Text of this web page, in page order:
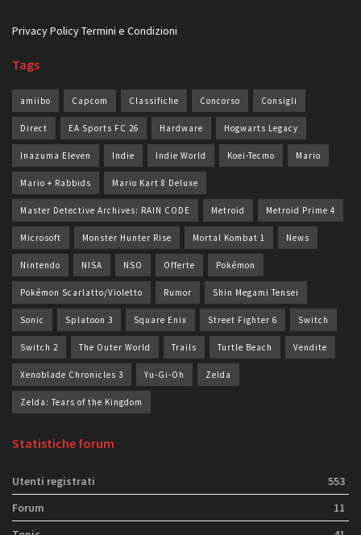
Privacy PolicyTermini e Condizioni
Tags
amiibo Capcom Classifiche Concorso Consigli
Direct EA Sports FC 26 Hardware Hogwarts Legacy
Inazuma Eleven Indie Indie World Koei-Tecmo Mario
Mario + Rabbids Mario Kart 8 Deluxe
Master Detective Archives: RAIN CODE Metroid Metroid Prime 4
Microsoft Monster Hunter Rise Mortal Kombat 1 News
Nintendo NISA NSO Offerte Pokémon
Pokémon Scarlatto/Violetto Rumor Shin Megami Tensei
Sonic Splatoon 3 Square Enix Street Fighter 6 Switch
Switch 2 The Outer World Trails Turtle Beach Vendite
Xenoblade Chronicles 3 Yu-Gi-Oh Zelda
Zelda: Tears of the Kingdom
Statistiche forum
Utenti registrati
553
Forum
11